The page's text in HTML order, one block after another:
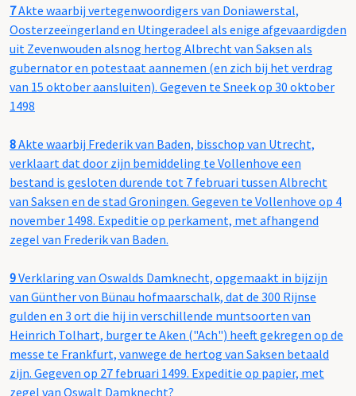
7Akte waarbij vertegenwoordigers van Doniawerstal,
Oosterzeeïngerland en Utingeradeel als enige afgevaardigden
uit Zevenwouden alsnog hertog Albrecht van Saksen als
gubernator en potestaat aannemen (en zich bij het verdrag
van 15 oktober aansluiten). Gegeven te Sneek op 30 oktober
1498
8Akte waarbij Frederik van Baden, bisschop van Utrecht,
verklaart dat door zijn bemiddeling te Vollenhove een
bestand is gesloten durende tot 7 februari tussen Albrecht
van Saksen en de stad Groningen. Gegeven te Vollenhove op 4
november 1498. Expeditie op perkament, met afhangend
zegel van Frederik van Baden.
9Verklaring van Oswalds Damknecht, opgemaakt in bijzijn
van Günther von Bünau hofmaarschalk, dat de 300 Rijnse
gulden en 3 ort die hij in verschillende muntsoorten van
Heinrich Tolhart, burger te Aken ("Ach") heeft gekregen op de
messe te Frankfurt, vanwege de hertog van Saksen betaald
zijn. Gegeven op 27 februari 1499. Expeditie op papier, met
zegel van Oswalt Damknecht?